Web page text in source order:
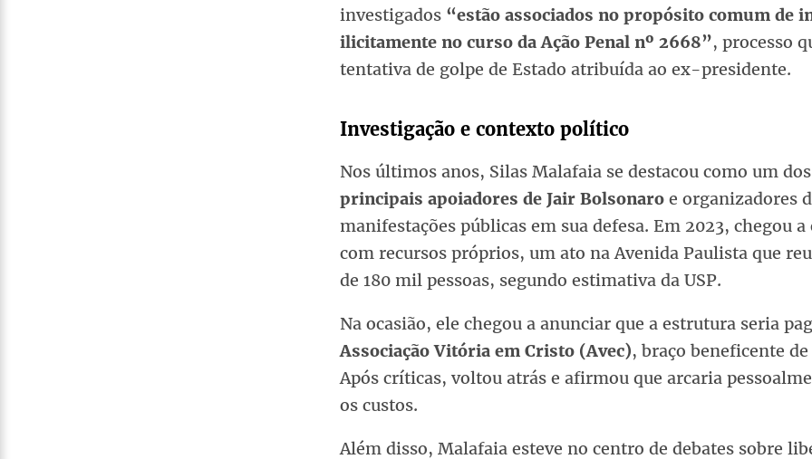
investigados “estão associados no propósito comum de
ilicitamente no curso da Ação Penal nº 2668”, processo
tentativa de golpe de Estado atribuída ao ex-presidente.
Investigação e contexto político
Nos últimos anos, Silas Malafaia se destacou como um dos
principais apoiadores de Jair Bolsonaro e organizadores
manifestações públicas em sua defesa. Em 2023, chegou a
com recursos próprios, um ato na Avenida Paulista que
de 180 mil pessoas, segundo estimativa da USP.
Na ocasião, ele chegou a anunciar que a estrutura seria
Associação Vitória em Cristo (Avec), braço beneficente
Após críticas, voltou atrás e afirmou que arcaria
os custos.
Além disso, Malafaia esteve no centro de debates sobre